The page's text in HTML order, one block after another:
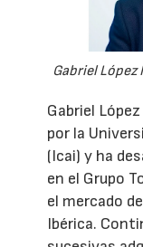
Gabriel López
Gabriel
por la
(Icai) y ha
en el Grupo
el mercado
Ibérica.